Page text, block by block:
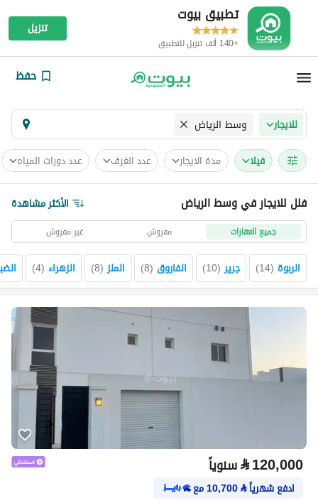
تطبيق بيوت
+140 ألف تنزيل للتطبيق
تنزيل
حفظ
للايجار وسط الرياض
فیلا مدة الايجار عدد الغرف عدد دورات المياه
فلل للايجار في وسط الرياض الأكثر مشاهدة
جميع العقارات مفروش غير مفروش
الربوة (
14
) جرير (
10
) الفاروق (
8
) الملز (
8
) الزهراء (
4
)
⃁120,000 سنوياً
ادفع شهرياً⃁
10,700مع